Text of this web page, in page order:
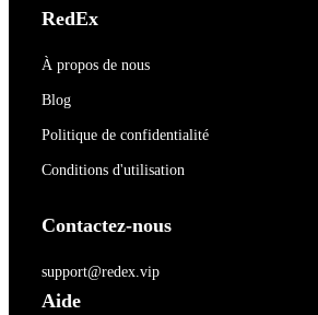
RedEx
À propos de nous
Blog
Politique de confidentialité
Conditions d'utilisation
Contactez-nous
support@redex.vip
Aide